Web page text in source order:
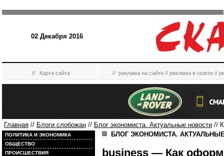
02 Декабря 2016
//Карта сайта //реклама на сайте//реклама в газете//
Главная // Блоги слобожан // Блог экономиста. Актуальные новости //
ПОЛИТИКА И ЭКОНОМИКА
ОБЩЕСТВО
ПРОИСШЕСТВИЯ
БЛОГ ЭКОНОМИСТА.
business — Как